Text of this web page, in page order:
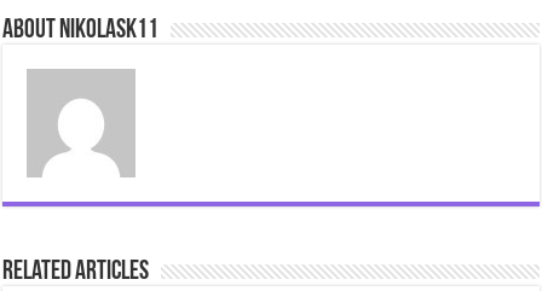
About nikolask11
Related Articles